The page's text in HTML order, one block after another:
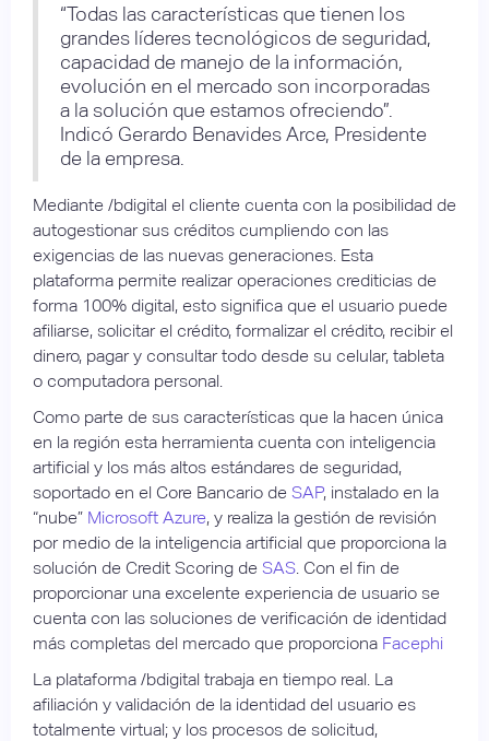
“Todas las características que tienen los
grandes líderes tecnológicos de seguridad,
capacidad de manejo de la información,
evolución en el mercado son incorporadas
a la solución que estamos ofreciendo”.
Indicó Gerardo Benavides Arce, Presidente
de la empresa.
Mediante /bdigital el cliente cuenta con la posibilidad de
autogestionar sus créditos cumpliendo con las
exigencias de las nuevas generaciones. Esta
plataforma permite realizar operaciones crediticias de
forma 100% digital, esto significa que el usuario puede
afiliarse, solicitar el crédito, formalizar el crédito, recibir el
dinero, pagar y consultar todo desde su celular, tableta
o computadora personal.
Como parte de sus características que la hacen única
en la región esta herramienta cuenta con inteligencia
artificial y los más altos estándares de seguridad,
soportado en el Core Bancario de SAP, instalado en la
“nube” Microsoft Azure, y realiza la gestión de revisión
por medio de la inteligencia artificial que proporciona la
solución de Credit Scoring de SAS . Con el fin de
proporcionar una excelente experiencia de usuario se
cuenta con las soluciones de verificación de identidad
más completas del mercado que proporciona Facephi
La plataforma /bdigital trabaja en tiempo real. La
afiliación y validación de la identidad del usuario es
totalmente virtual; y los procesos de solicitud,